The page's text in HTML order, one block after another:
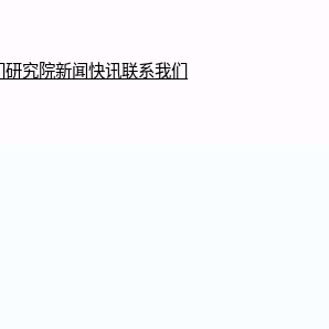
研究院新闻快讯联系我们